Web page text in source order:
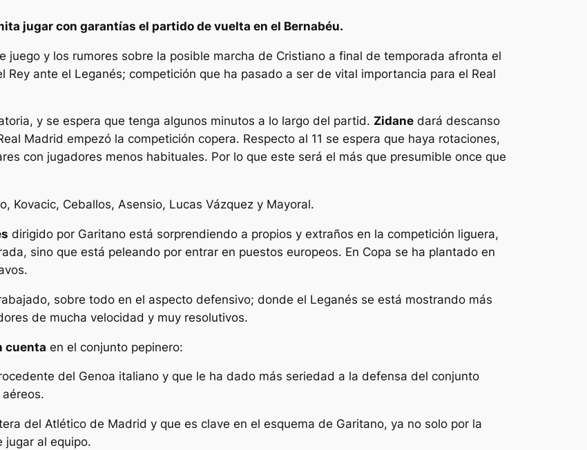
jugar con garantías el partido de vuelta en el Bernabéu.
juego y los rumores sobre la posible marcha de Cristiano a final de temporada afronta el
ante el Leganés; competición que ha pasado a ser de vital importancia para el Real
y se espera que tenga algunos minutos a lo largo del partid. Zidane dará descanso
Madrid empezó la competición copera. Respecto al 11 se espera que haya rotaciones,
con jugadores menos habituales. Por lo que este será el más que presumible once que
Kovacic, Ceballos, Asensio, Lucas Vázquez y Mayoral.
dirigido por Garitano está sorprendiendo a propios y extraños en la competición liguera,
sino que está peleando por entrar en puestos europeos. En Copa se ha plantado en
sobre todo en el aspecto defensivo; donde el Leganés se está mostrando más
de mucha velocidad y muy resolutivos.
cuenta en el conjunto pepinero:
del Genoa italiano y que le ha dado más seriedad a la defensa del conjunto
del Atlético de Madrid y que es clave en el esquema de Garitano, ya no solo por la
jugar al equipo.